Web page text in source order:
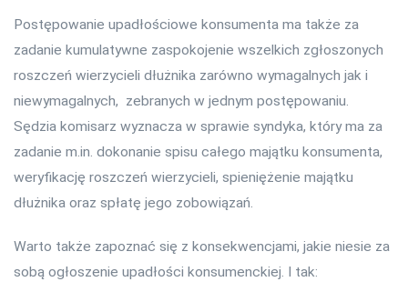
Postępowanie upadłościowe konsumenta ma także za
zadanie kumulatywne zaspokojenie wszelkich zgłoszonych
roszczeń wierzycieli dłużnika zarówno wymagalnych jak i
niewymagalnych, zebranych w jednym postępowaniu.
Sędzia komisarz wyznacza w sprawie syndyka, który ma za
zadanie m.in. dokonanie spisu całego majątku konsumenta,
weryfikację roszczeń wierzycieli, spieniężenie majątku
dłużnika oraz spłatę jego zobowiązań.
Warto także zapoznać się z konsekwencjami, jakie niesie za
sobą ogłoszenie upadłości konsumenckiej. I tak: